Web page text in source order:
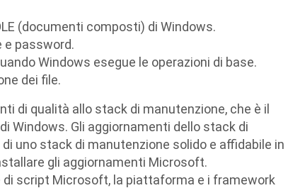
(documenti composti) di Windows.
e password.
Windows esegue le operazioni di base.
dei file.
di qualità allo stack di manutenzione, che è il
Windows. Gli aggiornamenti dello stack di
uno stack di manutenzione solido e affidabile in
gli aggiornamenti Microsoft.
script Microsoft, la piattaforma e i framework